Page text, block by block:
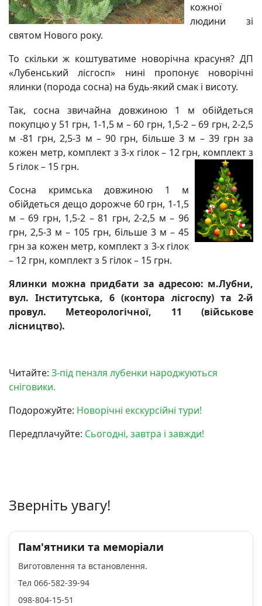
кожної
людини зі
святом Нового року.
То скільки ж коштуватиме новорічна красуня? ДП
«Лубенський лісгосп» нині пропонує новорічні
ялинки (порода сосна) на будь-який смак і висоту.
Так, сосна звичайна довжиною 1 м обійдеться
покупцю у 51 грн, 1-1,5 м – 60 грн, 1,5-2 – 69 грн, 2-2,5
м -81 грн, 2,5-3 м – 90 грн, більше 3 м – 39 грн за
кожен метр, комплект з 3-х гілок – 12 грн, комплект з
5 гілок – 15 грн.
Сосна кримська довжиною 1 м
обійдеться дещо дорожче 60 грн, 1-1,5
м – 69 грн, 1,5-2 – 81 грн, 2-2,5 м – 96
грн, 2,5-3 м – 105 грн, більше 3 м – 45
грн за кожен метр, комплект з 3-х гілок
– 12 грн, комплект з 5 гілок – 15 грн.
Ялинки можна придбати за адресою: м.Лубни,
вул. Інститутська, 6 (контора лісгоспу) та 2-й
провул. Метеорологічної, 11 (військове
лісництво).
Читайте: З-під пензля лубенки народжуються
сніговики.
Подорожуйте: Новорічні екскурсійні тури!
Передплачуйте: Сьогодні, завтра і завжди!
Зверніть увагу!
Пам'ятники та меморіали
Виготовлення та встановлення.
Тел 066-582-39-94
098-804-15-51